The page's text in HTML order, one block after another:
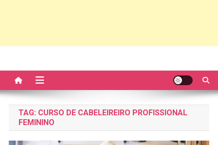
TAG: CURSO DE CABELEIREIRO PROFISSIONAL
FEMININO